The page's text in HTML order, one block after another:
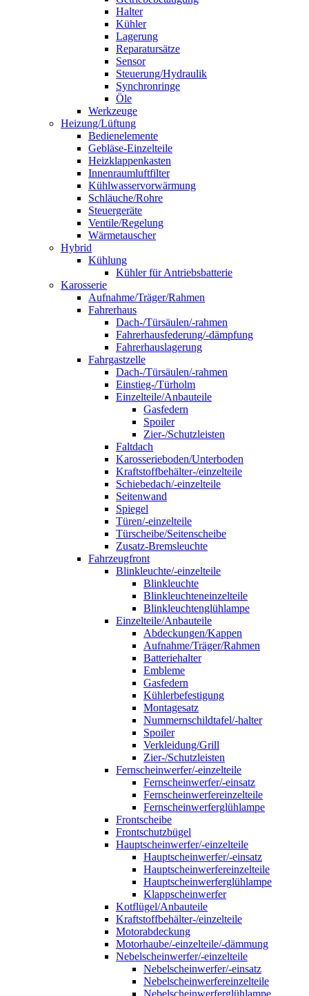
Halter
Kühler
Lagerung
Reparatursätze
Sensor
Steuerung/Hydraulik
Synchronringe
Öle
Werkzeuge
Heizung/Lüftung
Bedienelemente
Gebläse-Einzelteile
Heizklappenkasten
Innenraumluftfilter
Kühlwasservorwärmung
Schläuche/Rohre
Steuergeräte
Ventile/Regelung
Wärmetauscher
Hybrid
Kühlung
Kühler für Antriebsbatterie
Karosserie
Aufnahme/Träger/Rahmen
Fahrerhaus
Dach-/Türsäulen/-rahmen
Fahrerhausfederung/-dämpfung
Fahrerhauslagerung
Fahrgastzelle
Dach-/Türsäulen/-rahmen
Einstieg-/Türholm
Einzelteile/Anbauteile
Gasfedern
Spoiler
Zier-/Schutzleisten
Faltdach
Karosserieboden/Unterboden
Kraftstoffbehälter-/einzelteile
Schiebedach/-einzelteile
Seitenwand
Spiegel
Türen/-einzelteile
Türscheibe/Seitenscheibe
Zusatz-Bremsleuchte
Fahrzeugfront
Blinkleuchte/-einzelteile
Blinkleuchte
Blinkleuchteneinzelteile
Blinkleuchtenglühlampe
Einzelteile/Anbauteile
Abdeckungen/Kappen
Aufnahme/Träger/Rahmen
Batteriehalter
Embleme
Gasfedern
Kühlerbefestigung
Montagesatz
Nummernschildtafel/-halter
Spoiler
Verkleidung/Grill
Zier-/Schutzleisten
Fernscheinwerfer/-einzelteile
Fernscheinwerfer/-einsatz
Fernscheinwerfereinzelteile
Fernscheinwerferglühlampe
Frontscheibe
Frontschutzbügel
Hauptscheinwerfer/-einzelteile
Hauptscheinwerfer/-einsatz
Hauptscheinwerfereinzelteile
Hauptscheinwerferglühlampe
Klappscheinwerfer
Kotflügel/Anbauteile
Kraftstoffbehälter-/einzelteile
Motorabdeckung
Motorhaube/-einzelteile/-dämmung
Nebelscheinwerfer/-einzelteile
Nebelscheinwerfer/-einsatz
Nebelscheinwerfereinzelteile
Nebelscheinwerferglühlampe